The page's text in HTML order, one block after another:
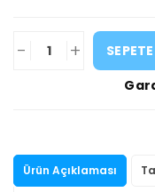
- +
Ürün Açıklaması